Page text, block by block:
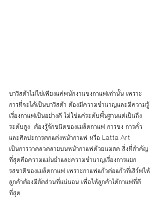
บาริสต้าไม่ใช่เพียงแค่พนักงานชงกาแฟเท่านั้น เพราะ
การที่จะได้เป็นบาริสต้า ต้องมีความชำนาญและมีความรู้
เรื่องกาแฟเป็นอย่างดี ไม่ใช่แค่ระดับพื้นฐานแต่เป็นถึง
ระดับสูง  ต้องรู้จักชนิดของเมล็ดกาแฟ การชง การคั่ว
และศิลปะการตกแต่งหน้ากาแฟ หรือ Latta Art
เป็นการวาดลวดลายบนหน้ากาแฟด้วยนมสด สิ่งที่สำคัญ
ที่สุดคือความแม่นยำและความชำนาญเรื่องการแยก
รสชาติของเมล็ดกาแฟ เพราะกาแฟแก้วต่อแก้วที่เสิร์ฟให้
ลูกค้าต้องมีสัดส่วนที่แน่นอน เพื่อให้ลูกค้าได้กาแฟที่ดี
ที่สุด